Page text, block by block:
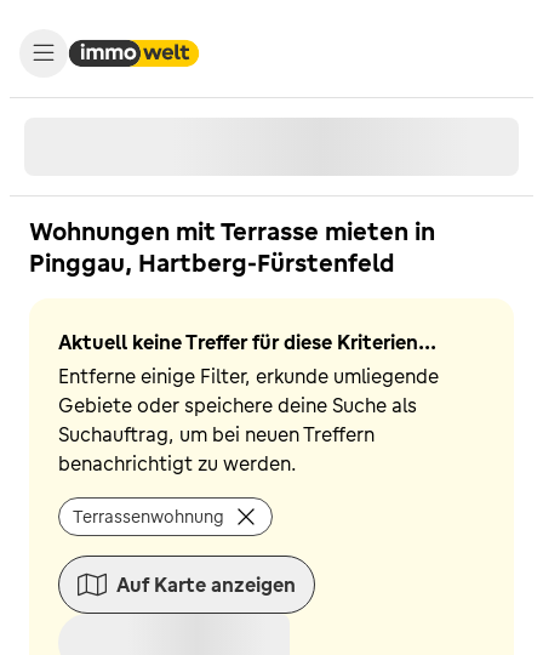
Wohnungen mit Terrasse mieten in
Pinggau, Hartberg-Fürstenfeld
Aktuell keine Treffer für diese Kriterien...
Entferne einige Filter, erkunde umliegende
Gebiete oder speichere deine Suche als
Suchauftrag, um bei neuen Treffern
benachrichtigt zu werden.
Terrassenwohnung
Auf Karte anzeigen